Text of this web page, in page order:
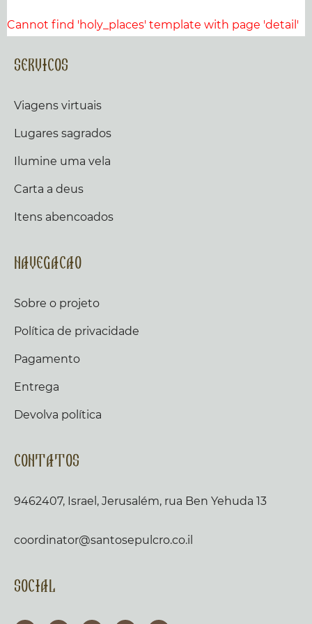
Cannot find 'holy_places' template with page 'detail'
Servicos
Viagens virtuais
Lugares sagrados
Ilumine uma vela
Carta a deus
Itens abencoados
Navegacao
Sobre o projeto
Política de privacidade
Pagamento
Entrega
Devolva política
Contatos
9462407, Israel, Jerusalém, rua Ben Yehuda 13
coordinator@santosepulcro.co.il
Social